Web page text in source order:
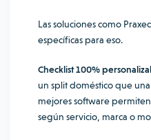
Las soluciones como
específicas para eso.
Checklist 100%
un split doméstico que
mejores software
según servicio, marca o